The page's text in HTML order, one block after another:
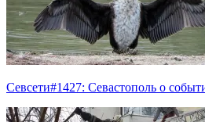
Севсети#1427: Севастополь о